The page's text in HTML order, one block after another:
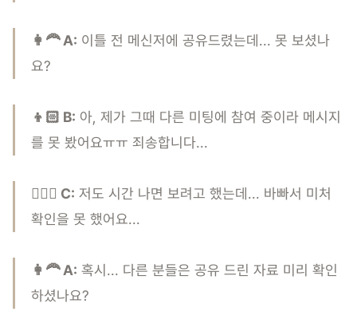
👩‍🦰 A: 이틀 전 메신저에 공유드렸는데... 못 보셨나
요?
👦🏻 B: 아, 제가 그때 다른 미팅에 참여 중이라 메시지
를 못 봤어요ㅠㅠ 죄송합니다...
👱🏻‍♀️ C: 저도 시간 나면 보려고 했는데... 바빠서 미처
확인을 못 했어요...
👩‍🦰 A: 혹시... 다른 분들은 공유 드린 자료 미리 확인
하셨나요?